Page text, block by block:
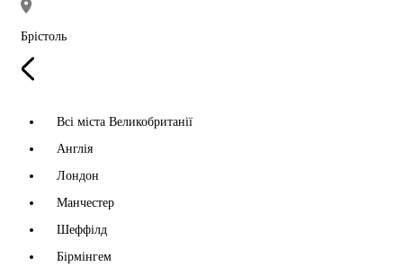
Брістоль
Всі міста Великобританії
Англія
Лондон
Манчестер
Шеффілд
Бірмінгем